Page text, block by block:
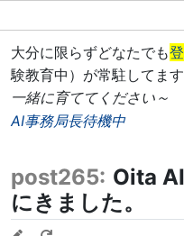
大分に限らずどなたでも
験教育中）が常駐してます
一緒に育ててください～
AI事務局長待機中
post265: Oita
にきました。